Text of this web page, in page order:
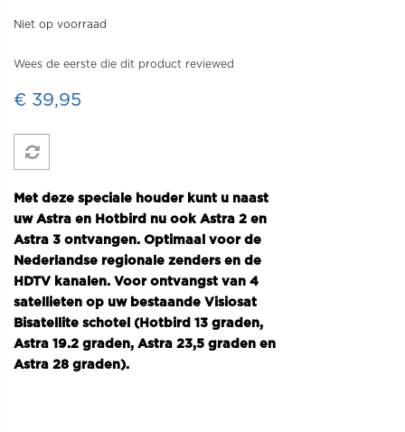
Niet op voorraad
Wees de eerste die dit product reviewed
€ 39,95
Met deze speciale houder kunt u naast
uw Astra en Hotbird nu ook Astra 2 en
Astra 3 ontvangen. Optimaal voor de
Nederlandse regionale zenders en de
HDTV kanalen. Voor ontvangst van 4
satellieten op uw bestaande Visiosat
Bisatellite schotel (Hotbird 13 graden,
Astra 19.2 graden, Astra 23,5 graden en
Astra 28 graden).